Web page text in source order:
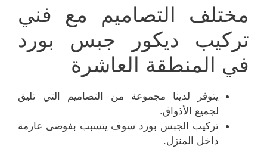
مختلف التصاميم مع فني
تركيب ديكور جبس بورد
في المنطقة العاشرة
يتوفر لدينا مجموعة من التصاميم التي تليق
لجميع الأذواق.
تركيب الجبس بورد سوف يتسبب بفوضى عارمة
داخل المنزل.